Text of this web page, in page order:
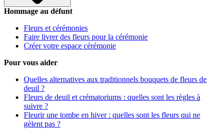
Hommage au défunt
Fleurs et cérémonies
Faire livrer des fleurs pour la cérémonie
Créer votre espace cérémonie
Pour vous aider
Quelles alternatives aux traditionnels bouquets de fleurs de
deuil ?
Fleurs de deuil et crématoriums : quelles sont les règles à
suivre ?
Fleurir une tombe en hiver : quelles sont les fleurs qui ne
gèlent pas ?